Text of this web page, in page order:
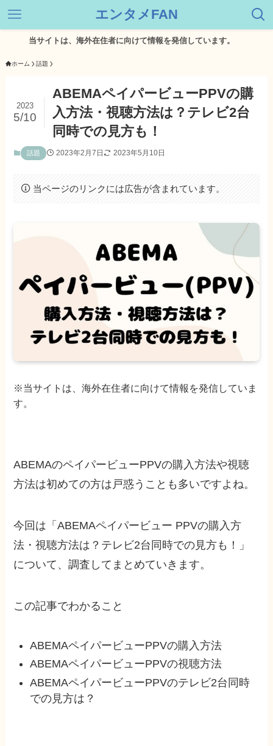
エンタメFAN
は、海外在住者に向けて情報を発信しています。
ホーム 話題
ABEMAペイパービューPPVの購
入方法・視聴方法は？テレビ2台
同時での見方も！
2023
5/10
話題 2023年2月7日 2023年5月10日
当ページのリンクには広告が含まれています。
※当サイトは、海外在住者に向けて情報を発信していま
す。
ABEMAのペイパービューPPVの購入方法や視聴
方法は初めての方は戸惑うことも多いですよね。
今回は「ABEMAペイパービュー PPVの購入方
法・視聴方法は？テレビ2台同時での見方も！」
について、調査してまとめていきます。
この記事でわかること
ABEMAペイパービューPPVの購入方法
ABEMAペイパービューPPVの視聴方法
ABEMAペイパービューPPVのテレビ2台同時
での見方は？